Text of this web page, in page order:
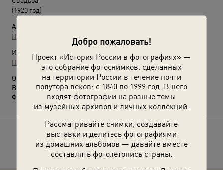
Добро пожаловать!
Проект «История России в фотографиях» —
это собрание фотоснимков, сделанных
на территории России в течение почти
полутора веков: с 1840 по 1999 год. В него
входят фотографии на разные темы
из музейных архивов и личных коллекций.
Рассматривайте снимки, создавайте
выставки и делитесь фотографиями
из домашних альбомов — давайте вместе
составлять фотолетопись страны.
(1920 год)
Автор:
Неизвестный автор
Источники:
Национальный музей РМЭ
О фотографии:
Выставка«Традиционная марийская свадьба» с этой
фотографией.
Расскажите друзьям об этом фото